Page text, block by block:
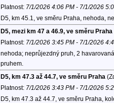
Platnost: 7/1/2026 4:06 PM - 7/1/2026
D5, km 45.1, ve směru Praha, nehoda,
D5, mezi km 47 a 46.9, ve směru Praha
Platnost: 7/1/2026 3:45 PM - 7/1/2026
nehoda; neprůjezdný pruh, 2
pruhem.
D5, km 47.3 až 44.7, ve směru Praha
Platnost: 7/1/2026 3:43 PM - 7/1/2026
D5, km 47.3 až 44.7, ve směru Praha,